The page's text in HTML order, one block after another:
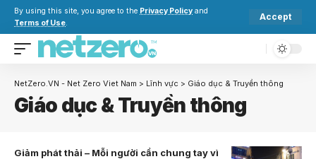
By using this site, you agree to the Privacy Policy and
Terms of Use.
Accept
NetZero.VN - Net Zero Viet Nam > Lĩnh vực > Giáo dục & Truyền thông
Giáo dục & Truyền thông
Giảm phát thải – Mỗi người cần chung tay vì